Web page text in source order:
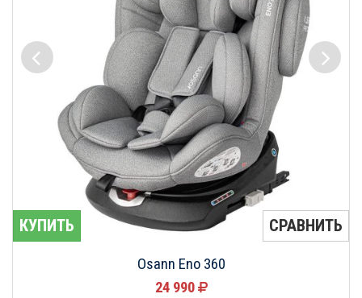
КУПИТЬ СРАВНИТЬ
Osann Eno 360
24 990